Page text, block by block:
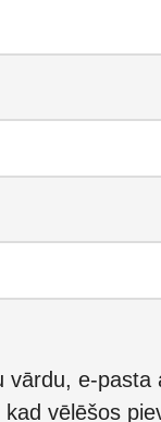
vārdu, e-
vēlēšos